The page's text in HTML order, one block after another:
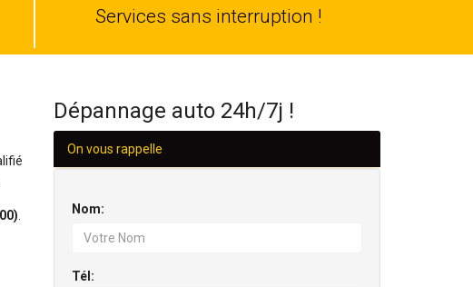
24
H/24
Services sans interruption !
Dépannage auto 24h/7j !
On vous rappelle
Nom:
Tél: